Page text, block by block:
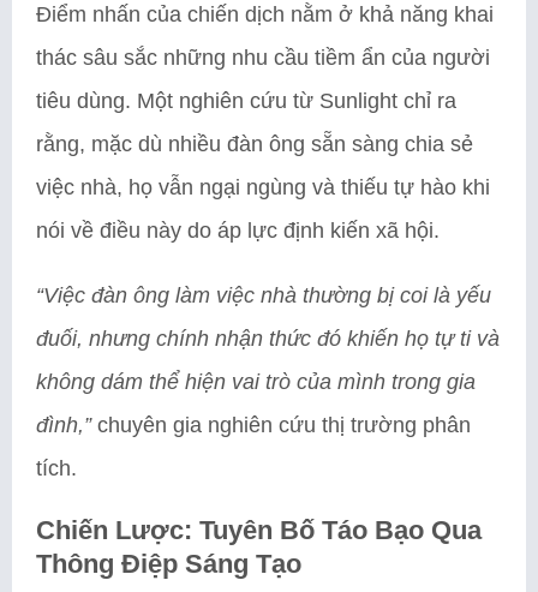
Điểm nhấn của chiến dịch nằm ở khả năng khai
thác sâu sắc những nhu cầu tiềm ẩn của người
tiêu dùng. Một nghiên cứu từ Sunlight chỉ ra
rằng, mặc dù nhiều đàn ông sẵn sàng chia sẻ
việc nhà, họ vẫn ngại ngùng và thiếu tự hào khi
nói về điều này do áp lực định kiến xã hội.
“Việc đàn ông làm việc nhà thường bị coi là yếu
đuối, nhưng chính nhận thức đó khiến họ tự ti và
không dám thể hiện vai trò của mình trong gia
đình,”chuyên gia nghiên cứu thị trường phân
tích.
Chiến Lược: Tuyên Bố Táo Bạo Qua
Thông Điệp Sáng Tạo